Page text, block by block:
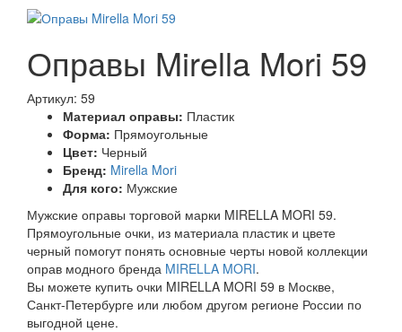
Оправы Mirella Mori 59
Артикул: 59
Материал оправы: Пластик
Форма: Прямоугольные
Цвет: Черный
Бренд: Mirella Mori
Для кого: Мужские
Мужские оправы торговой марки MIRELLA MORI 59.
Прямоугольные очки, из материала пластик и цвете
черный помогут понять основные черты новой коллекции
оправ модного бренда MIRELLA MORI.
Вы можете купить очки MIRELLA MORI 59 в Москве,
Санкт-Петербурге или любом другом регионе России по
выгодной цене.